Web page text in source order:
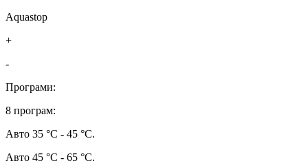
Aquastop
+
-
Програми:
8 програм:
Авто 35 °C - 45 °C.
Авто 45 °C - 65 °C.